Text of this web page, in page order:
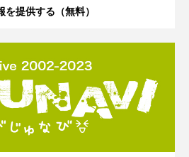
を提供する（無料）